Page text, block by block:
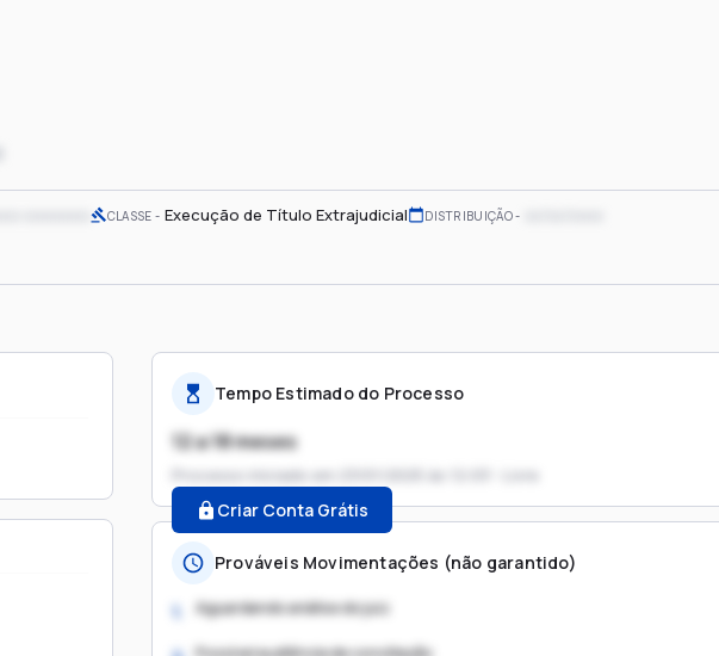
CLASSE Execução de Título Extrajudicial DISTRIBUIÇÃO
Tempo Estimado do Processo
12 a 18 meses
Processo iniciado em 23/01/2025 às 12:03 - Livre
Criar Conta Grátis
Prováveis Movimentações (não garantido)
1. Aguardando análise do juiz